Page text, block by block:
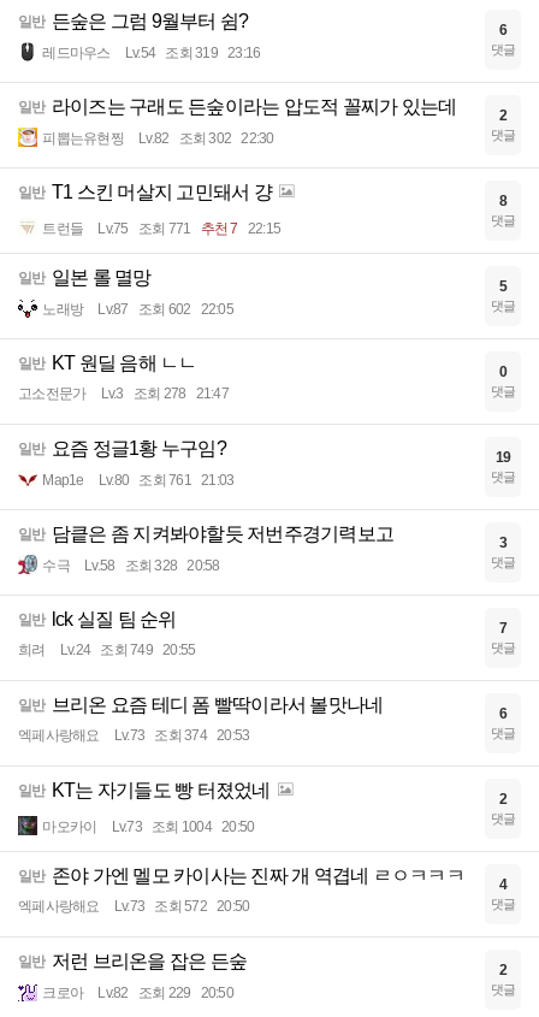
일반 든숲은 그럼 9월부터 쉼?
레드마우스 Lv.54 조회 319 23:16
6
댓글
일반 라이즈는 구래도 든숲이라는 압도적 꼴찌가 있는데
피뽑는유현찡 Lv.82 조회 302 22:30
2
댓글
일반 T1 스킨 머살지 고민돼서 걍
트런들 Lv.75 조회 771 추천 7 22:15
8
댓글
일반 일본 롤 멸망
노래방 Lv.87 조회 602 22:05
5
댓글
일반 KT 원딜 음해 ㄴㄴ
고소전문가 Lv.3 조회 278 21:47
0
댓글
일반 요즘 정글1황 누구임?
Map1e Lv.80 조회 761 21:03
19
댓글
일반 담킅은 좀 지켜봐야할듯 저번주경기력보고
수극 Lv.58 조회 328 20:58
3
댓글
일반 lck 실질 팀 순위
희려 Lv.24 조회 749 20:55
7
댓글
일반 브리온 요즘 테디 폼 빨딱이라서 볼맛나네
엑페사랑해요 Lv.73 조회 374 20:53
6
댓글
일반 KT는 자기들도 빵 터졌었네
마오카이 Lv.73 조회 1004 20:50
2
댓글
일반 존야 가엔 멜모 카이사는 진짜 개 역겹네 ㄹㅇㅋㅋㅋ
엑페사랑해요 Lv.73 조회 572 20:50
4
댓글
일반 저런 브리온을 잡은 든숲
크로아 Lv.82 조회 229 20:50
2
댓글